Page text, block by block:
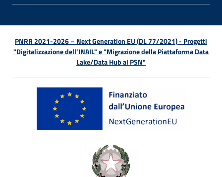
PNRR 2021-2026 – Next Generation EU (DL 77/2021) - Progetti
"Digitalizzazione dell’INAIL" e "Migrazione della Piattaforma Data
Lake/Data Hub al PSN"